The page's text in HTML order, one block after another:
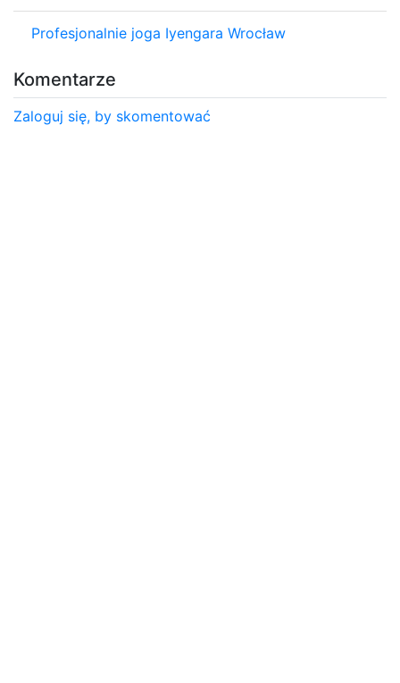
Profesjonalnie joga Iyengara Wrocław
Komentarze
Zaloguj się, by skomentować